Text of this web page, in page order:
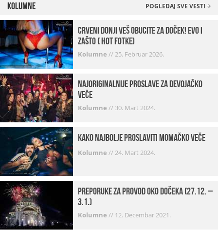
Kolumne POGLEDAJ SVE VESTI
Crveni donji veš obucite za doček! Evo i
zašto ( hot fotke)
Kolumne //25. Februar 2026.
Najoriginalnije proslave za devojačko
veče
Kolumne // 30. Mart 2024.
Kako najbolje proslaviti momačko veče
Kolumne //24. Mart 2024.
Preporuke za provod oko dočeka (27.12. –
3.1.)
Kolumne // 12. Decembar 2021.